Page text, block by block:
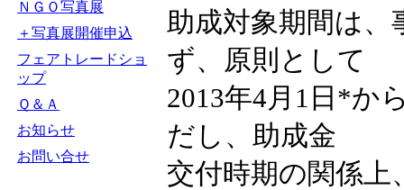
ＮＧＯ写真展
＋写真展開催申込
フェアトレードショ
ップ
Ｑ＆Ａ
お知らせ
お問い合せ
助成対象期間は
ず、原則として
2013年4月1日*か
だし、助成金
交付時期の関係上